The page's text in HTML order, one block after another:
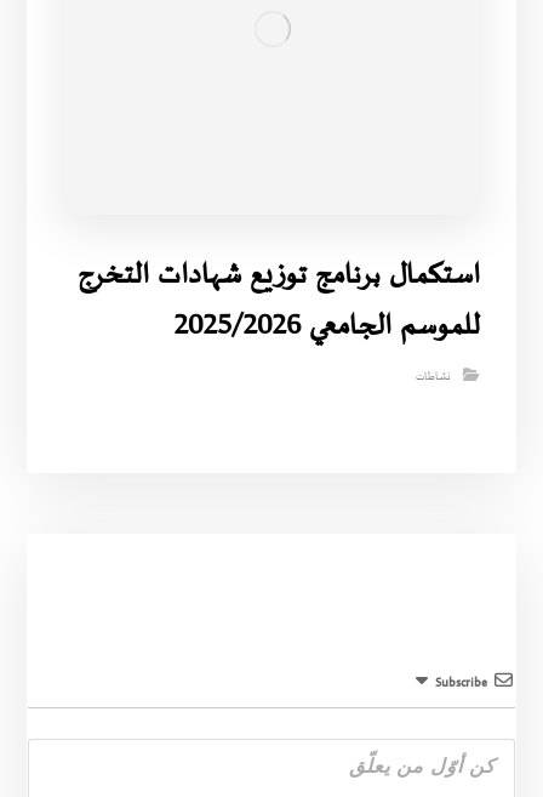
استكمال برنامج توزيع شهادات التخرج
للموسم الجامعي 2025/2026
نشاطات
Subscribe